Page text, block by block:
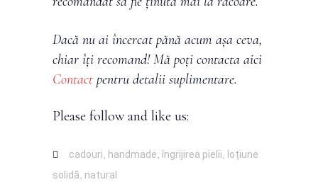
Dacă nu ai încercat pănă acum așa ceva,
chiar îți recomand! Mă poți contacta aici
Contact pentru detalii suplimentare.
Please follow and like us:
cadouri, handmade, îngrijirea pielii, loțiune
solidă, natural